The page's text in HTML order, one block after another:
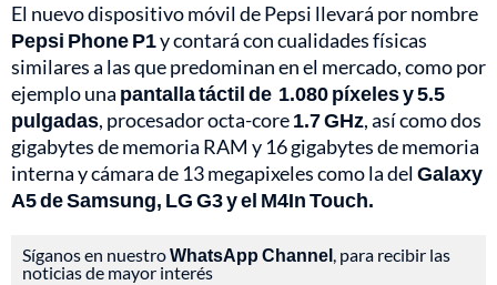
El nuevo dispositivo móvil de Pepsi llevará por nombre
Pepsi Phone P1y contará con cualidades físicas
similares a las que predominan en el mercado, como por
ejemplo una pantalla táctil de 1.080 píxeles y 5.5
pulgadas, procesador octa-core1.7 GHz, así como dos
gigabytes de memoria RAM y 16 gigabytes de memoria
interna y cámara de 13 megapixeles como la delGalaxy
A5 de Samsung, LG G3 y el M4In Touch.
Síganos en nuestroWhatsApp Channel, para recibir las
noticias de mayor interés